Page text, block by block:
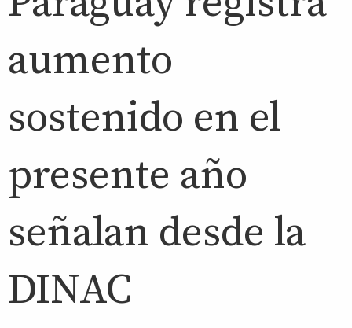
aumento
sostenido en el
presente año
señalan desde la
DINAC